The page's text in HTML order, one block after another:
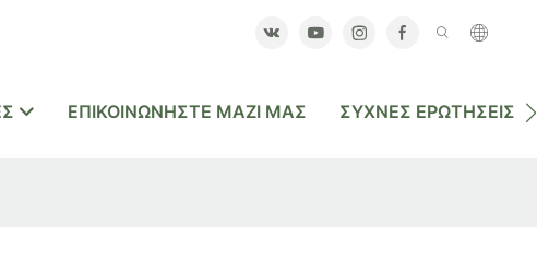
ΕΠΙΚΟΙΝΩΝΉΣΤΕ ΜΑΖΊ ΜΑΣ ΣΥΧΝΈΣ ΕΡΩΤΉΣΕΙΣ